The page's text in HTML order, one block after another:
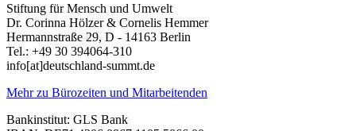
Stiftung für Mensch und Umwelt
Dr. Corinna Hölzer & Cornelis Hemmer
Hermannstraße 29, D - 14163 Berlin
Tel.: +49 30 394064-310
info[at]deutschland-summt.de
Mehr zu Bürozeiten und Mitarbeitenden
Bankinstitut: GLS Bank